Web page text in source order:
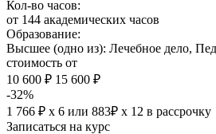
Кол-во часов:
от 144 академических часов
Образование:
Высшее (одно из): Лечебное дело,
стоимость от
10 600 ₽ 15 600 ₽
-32%
1 766 ₽ х 6 или 883₽ х 12 в рассрочку
Записаться на курс